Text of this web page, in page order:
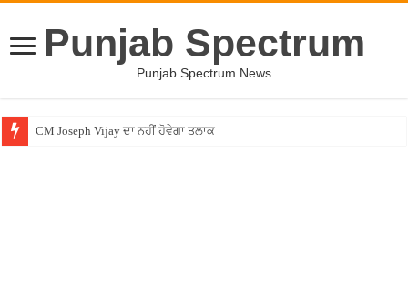
Punjab Spectrum
Punjab Spectrum News
CM Joseph Vijay ਦਾ ਨਹੀਂ ਹੋਵੇਗਾ ਤਲਾਕ